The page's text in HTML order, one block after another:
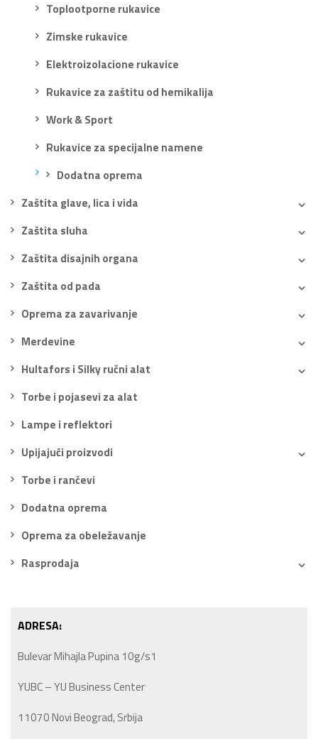
Toplootporne rukavice
Zimske rukavice
Elektroizolacione rukavice
Rukavice za zaštitu od hemikalija
Work & Sport
Rukavice za specijalne namene
Dodatna oprema
Zaštita glave, lica i vida
Zaštita sluha
Zaštita disajnih organa
Zaštita od pada
Oprema za zavarivanje
Merdevine
Hultafors i Silky ručni alat
Torbe i pojasevi za alat
Lampe i reflektori
Upijajući proizvodi
Torbe i rančevi
Dodatna oprema
Oprema za obeležavanje
Rasprodaja
ADRESA:
Bulevar Mihajla Pupina 10g/s1
YUBC – YU Business Center
11070 Novi Beograd, Srbija